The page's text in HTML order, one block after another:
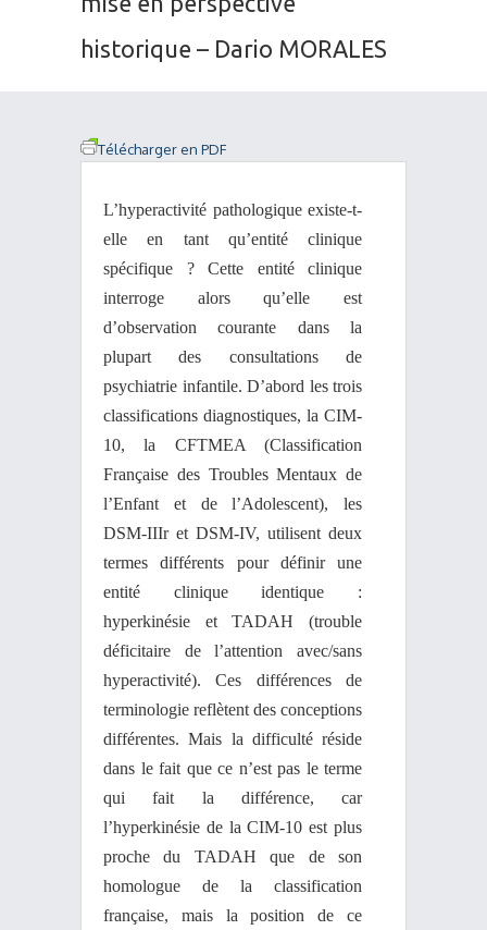
historique – Dario MORALES
Télécharger en PDF
L’hyperactivité pathologique existe-t-
elle en tant qu’entité clinique
spécifique ? Cette entité clinique
interroge alors qu’elle est
d’observation courante dans la
plupart des consultations de
psychiatrie infantile. D’abord les trois
classifications diagnostiques, la CIM-
10, la CFTMEA (Classification
Française des Troubles Mentaux de
l’Enfant et de l’Adolescent), les
DSM-IIIr et DSM-IV, utilisent deux
termes différents pour définir une
entité clinique identique :
hyperkinésie et TADAH (trouble
déficitaire de l’attention avec/sans
hyperactivité). Ces différences de
terminologie reflètent des conceptions
différentes. Mais la difficulté réside
dans le fait que ce n’est pas le terme
qui fait la différence, car
l’hyperkinésie de la CIM-10 est plus
proche du TADAH que de son
homologue de la classification
française, mais la position de ce